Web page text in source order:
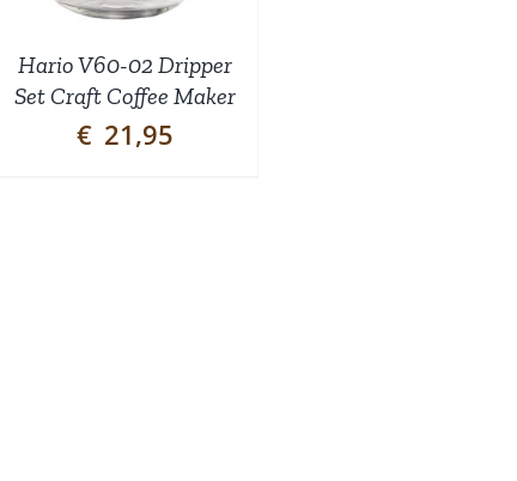
Hario V60-02 Dripper
Set Craft Coffee Maker
€ 21,95